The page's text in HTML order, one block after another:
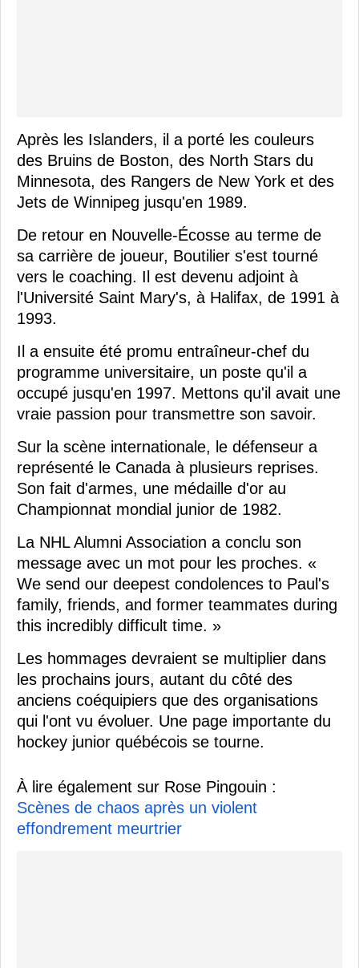
Après les Islanders, il a porté les couleurs
des Bruins de Boston, des North Stars du
Minnesota, des Rangers de New York et des
Jets de Winnipeg jusqu'en 1989.
De retour en Nouvelle-Écosse au terme de
sa carrière de joueur, Boutilier s'est tourné
vers le coaching. Il est devenu adjoint à
l'Université Saint Mary's, à Halifax, de 1991 à
1993.
Il a ensuite été promu entraîneur-chef du
programme universitaire, un poste qu'il a
occupé jusqu'en 1997. Mettons qu'il avait une
vraie passion pour transmettre son savoir.
Sur la scène internationale, le défenseur a
représenté le Canada à plusieurs reprises.
Son fait d'armes, une médaille d'or au
Championnat mondial junior de 1982.
La NHL Alumni Association a conclu son
message avec un mot pour les proches. «
We send our deepest condolences to Paul's
family, friends, and former teammates during
this incredibly difficult time. »
Les hommages devraient se multiplier dans
les prochains jours, autant du côté des
anciens coéquipiers que des organisations
qui l'ont vu évoluer. Une page importante du
hockey junior québécois se tourne.
À lire également sur Rose Pingouin :
Scènes de chaos après un violent
effondrement meurtrier